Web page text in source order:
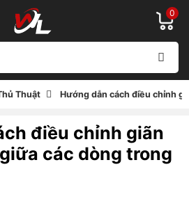
0
Thuật Hướng dẫn cách điều chỉnh
điều chỉnh giãn
các dòng trong